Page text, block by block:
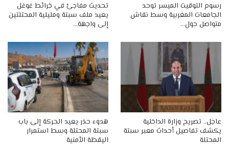
رسوم التوقيت الميسر توحد
الجامعات المغربية وسط نقاش
متواصل حول…
تحديث مفاجئ في خرائط غوغل
يعيد ملف سبتة ومليلية المحتلتين
إلى واجهة…
عاجل.. تصريح وزارة الداخلية
يكشف تفاصيل أحداث معبر سبتة
المحتلة
هدوء حذر يعيد الحركة إلى باب
سبتة المحتلة وسط استمرار
اليقظة الأمنية